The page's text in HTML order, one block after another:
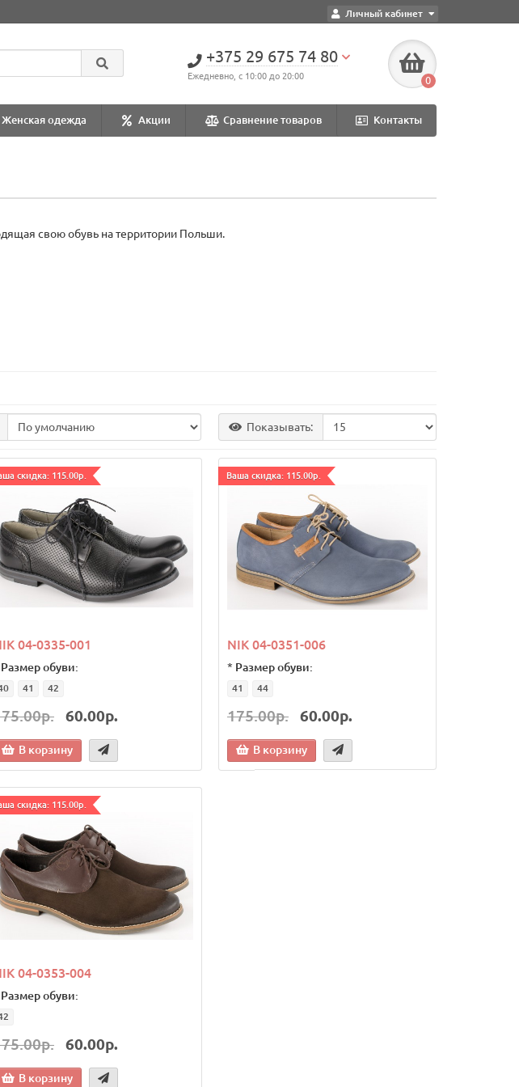
Личный кабинет
+375 29 675 74 80
Ежедневно, с 10:00 до 20:00 0
Женская одежда Акции Сравнение товаров Контакты
свою обувь на территории Польши.
Показывать:
скидка: 115.00р.
04-0335-001
Размер обуви:
41 42
60.00р.
В корзину
Ваша скидка: 115.00р.
NIK 04-0351-006
* Размер обуви:
41 44
175.00р. 60.00р.
В корзину
скидка: 115.00р.
04-0353-004
Размер обуви:
60.00р.
В корзину